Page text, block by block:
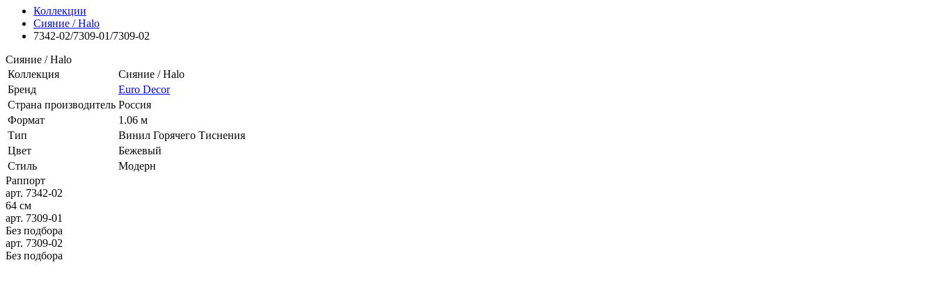
Коллекции
Сияние / Halo
7342-02/7309-01/7309-02
Сияние / Halo
Коллекция
Сияние / Halo
Бренд
Euro Decor
Страна производитель Россия
Формат
1.06 м
Тип
Винил Горячего Тиснения
Цвет
Бежевый
Стиль
Модерн
Раппорт
арт. 7342-02
64 см
арт. 7309-01
Без подбора
арт. 7309-02
Без подбора